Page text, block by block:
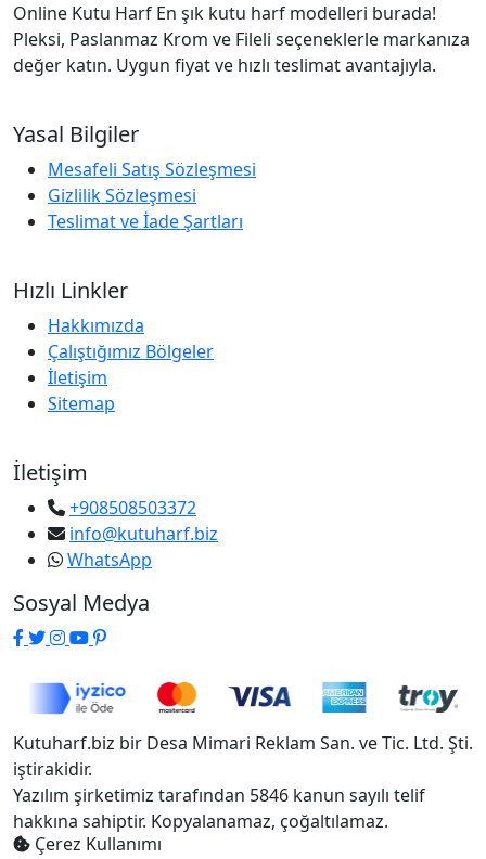
Online Kutu Harf En şık kutu harf modelleri burada!
Pleksi, Paslanmaz Krom ve Fileli seçeneklerle markanıza
değer katın. Uygun fiyat ve hızlı teslimat avantajıyla.
Yasal Bilgiler
Mesafeli Satış Sözleşmesi
Gizlilik Sözleşmesi
Teslimat ve İade Şartları
Hızlı Linkler
Hakkımızda
Çalıştığımız Bölgeler
İletişim
Sitemap
İletişim
+908508503372
info@kutuharf.biz
WhatsApp
Sosyal Medya
Kutuharf.biz bir Desa Mimari Reklam San. ve Tic. Ltd. Şti.
iştirakidir.
Yazılım şirketimiz tarafından 5846 kanun sayılı telif
hakkına sahiptir. Kopyalanamaz, çoğaltılamaz.
Çerez Kullanımı